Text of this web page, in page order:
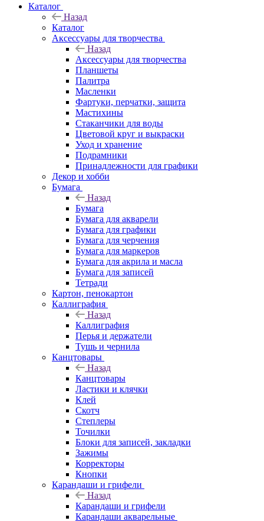
Каталог
Назад
Каталог
Аксессуары для творчества
Назад
Аксессуары для творчества
Планшеты
Палитра
Масленки
Фартуки, перчатки, защита
Мастихины
Стаканчики для воды
Цветовой круг и выкраски
Уход и хранение
Подрамники
Принадлежности для графики
Декор и хобби
Бумага
Назад
Бумага
Бумага для акварели
Бумага для графики
Бумага для черчения
Бумага для маркеров
Бумага для акрила и масла
Бумага для записей
Тетради
Картон, пенокартон
Каллиграфия
Назад
Каллиграфия
Перья и держатели
Тушь и чернила
Канцтовары
Назад
Канцтовары
Ластики и клячки
Клей
Скотч
Степлеры
Точилки
Блоки для записей, закладки
Зажимы
Корректоры
Кнопки
Карандаши и грифели
Назад
Карандаши и грифели
Карандаши акварельные